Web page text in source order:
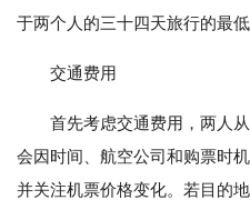
于两个人的三十四天旅行的最低
交通费用
首先考虑交通费用，两人
会因时间、航空公司和购票时
并关注机票价格变化。若目的